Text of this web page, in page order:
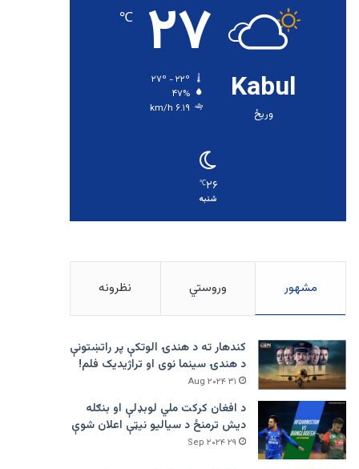
Kabul
وریځ
۲۷ ℃
۴۷%
۶.۱۹ km/h
۲۶℃
شنبه
مشهور وروستي نظرونه
کندهار ته د هندۍ الوتکې پر راتښتونې
د هندۍ سینما نوی او تراژيديک فلم!
۳۱ Aug ۲۰۲۴
د افغان کرکت ملي لوبډلې او بنګله
دیش ترمنځ د سیالیو نیټې اعلان شوې
۲۹ Sep ۲۰۲۴